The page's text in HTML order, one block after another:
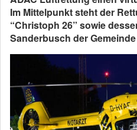
Im Mittelpunkt steht der
“Christoph 26” sowie
Sanderbusch der